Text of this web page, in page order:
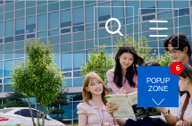
POPUP
ZONE
6